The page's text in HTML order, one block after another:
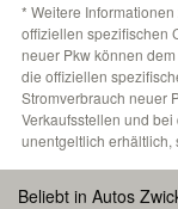
* Weitere
offiziellen spezifischen
neuer Pkw können
die offiziellen
Stromverbrauch neuer
Verkaufsstellen und
unentgeltlich erhältlich,
Beliebt in Autos